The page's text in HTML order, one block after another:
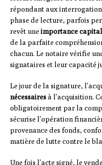
répondant aux
phase de lecture, parfois
revêt une importance
de la parfaite
chacun. Le notaire vérifie
signataires et leur capacité
Le jour de la signature,
nécessairesà l’acquisition.
obligatoirement par la
sécurise l’opération
provenance des fonds,
matière de lutte contre le
Une fois l’acte signé, le